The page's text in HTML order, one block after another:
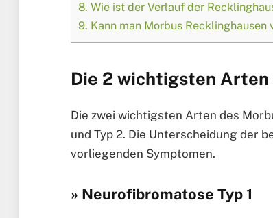
8. Wie ist der Verlauf der
9. Kann man Morbus Recklinghausen
Die 2 wichtigsten
Die zwei wichtigsten Arten des
und Typ 2. Die Unterscheidung der
vorliegenden Symptomen.
» Neurofibromatose Typ 1